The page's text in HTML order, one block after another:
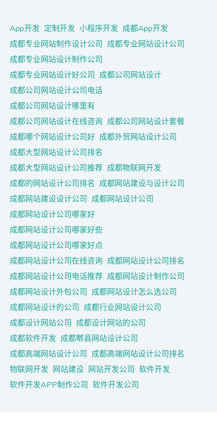
App开发 定制开发 小程序开发 成都App开发
成都专业网站制作设计公司 成都专业网站设计公司
成都专业网站设计制作公司
成都专业网站设计好公司 成都公司网站设计
成都公司网站设计公司电话
成都公司网站设计哪里有
成都公司网站设计在线咨询 成都公司网站设计套餐
成都哪个网站设计公司好 成都外贸网站设计公司
成都大型网站设计公司排名
成都大型网站设计公司推荐 成都物联网开发
成都的网站设计公司排名 成都网站建设与设计公司
成都网站建设设计公司 成都网站设计公司
成都网站设计公司哪家好
成都网站设计公司哪家好些
成都网站设计公司哪家好点
成都网站设计公司在线咨询 成都网站设计公司排名
成都网站设计公司电话推荐 成都网站设计制作公司
成都网站设计外包公司 成都网站设计怎么选公司
成都网站设计的公司 成都行业网站设计公司
成都设计网站公司 成都设计网站的公司
成都软件开发 成都郫县网站设计公司
成都高端网站设计公司 成都高端网站设计公司排名
物联网开发 网站建设 网站开发公司 软件开发
软件开发APP制作公司 软件开发公司